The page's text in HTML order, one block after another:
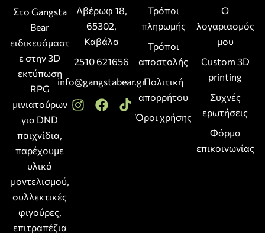
Στο Gangsta
Bear
ειδικευόμαστ
ε στην 3D
εκτύπωση
RPG
μινιατούρων
για DND
παιχνίδια,
παρέχουμε
υλικά
μοντελισμού,
συλλεκτικές
φιγούρες,
επιτραπέζια
Αβέρωφ 18,
65302,
Καβάλα
2510 621656
info@gangstabear.gr
Τρόποι
πληρωμής
Τρόποι
αποστολής
Πολιτική
απορρήτου
Όροι χρήσης
Ο
λογαριασμός
μου
Custom 3D
printing
Συχνές
ερωτήσεις
Φόρμα
επικοινωνίας